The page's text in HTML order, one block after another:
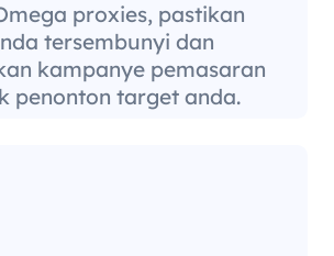
proxies, pastikan
tersembunyi dan
kampanye pemasaran
penonton target anda.